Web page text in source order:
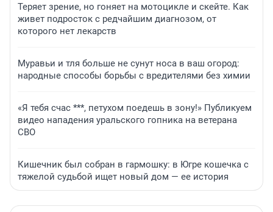
Теряет зрение, но гоняет на мотоцикле и скейте. Как
живет подросток с редчайшим диагнозом, от
которого нет лекарств
Муравьи и тля больше не сунут носа в ваш огород:
народные способы борьбы с вредителями без химии
«Я тебя счас ***, петухом поедешь в зону!» Публикуем
видео нападения уральского гопника на ветерана
СВО
Кишечник был собран в гармошку: в Югре кошечка с
тяжелой судьбой ищет новый дом — ее история